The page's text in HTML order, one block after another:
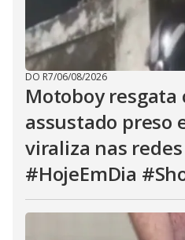
DO R7/06/08/2026
Motoboy resgata
assustado preso
viraliza nas
#HojeEmDia